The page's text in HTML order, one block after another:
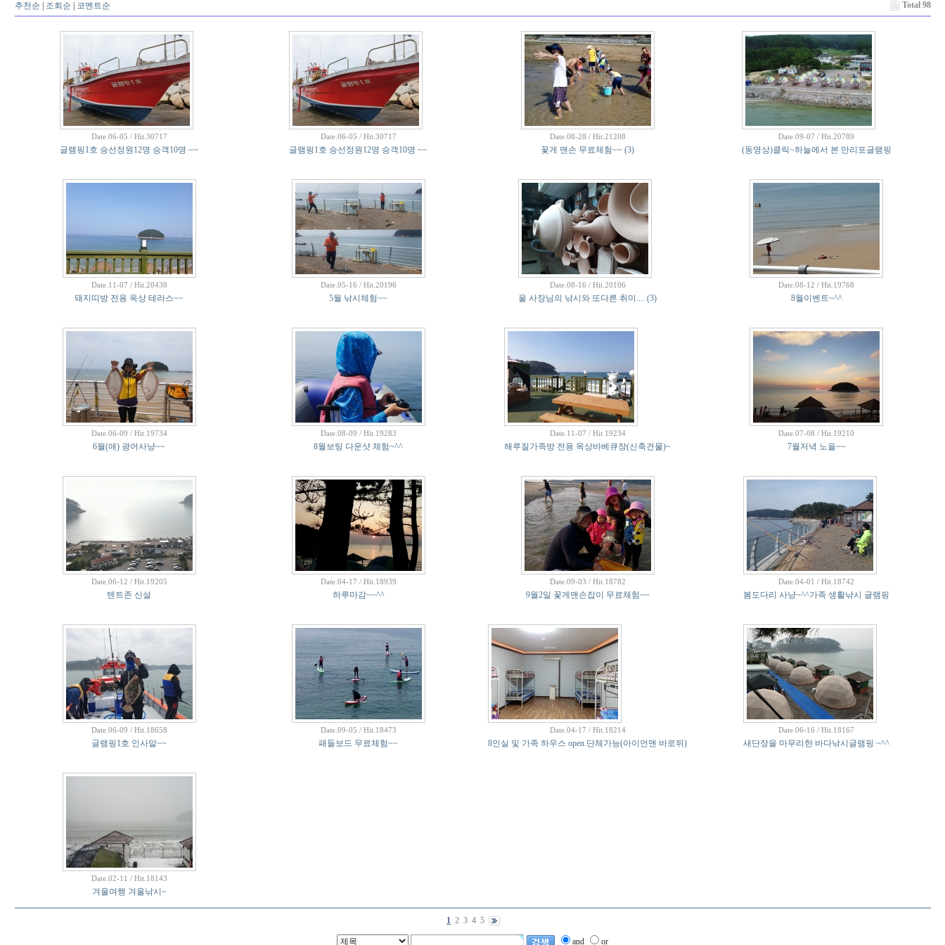
추천순 조회순 코멘트순 Total 98
Date.06-05 / Hit.30717
글램핑1호 승선정원12명 승객10명 ~~
Date.06-05 / Hit.30717
글램핑1호 승선정원12명 승객10명 ~~
Date.08-28 / Hit.21208
꽃게 맨손 무료체험~~ (3)
Date.09-07 / Hit.20789
(동영상)클릭~하늘에서 본 만리포글램핑
Date.11-07 / Hit.20438
돼지띠방 전용 옥상 테라스~~
Date.05-16 / Hit.20196
5월 낚시체험~~
Date.08-16 / Hit.20106
울 사장님의 낚시와 또다른 취미.... (3)
Date.08-12 / Hit.19768
8월이벤트~^^
Date.06-09 / Hit.19734
6월(애) 광어사냥~~
Date.08-09 / Hit.19283
8월보팅 다운샷 체험~^^
Date.11-07 / Hit.19234
해루질가족방 전용 옥상바베큐장(신축건물)~
Date.07-08 / Hit.19210
7월저녁 노을~~
Date.06-12 / Hit.19205
텐트존 신설
Date.04-17 / Hit.18939
하루마감~~^^
Date.09-03 / Hit.18782
9월2일 꽃게맨손잡이 무료체험~~
Date.04-01 / Hit.18742
봄도다리 사냥~^^가족 생활낚시 글램핑
Date.06-09 / Hit.18658
글램핑1호 인사말~~
Date.09-05 / Hit.18473
패들보드 무료체험~~
Date.04-17 / Hit.18214
8인실 및 가족 하우스 open.단체가능(아이언맨 바로뒤)
Date.06-16 / Hit.18167
새단장을 마무리한 바다낚시글램핑 ~^^
Date.02-11 / Hit.18143
겨울여행 겨울낚시~
1 2 3 4 5
and or